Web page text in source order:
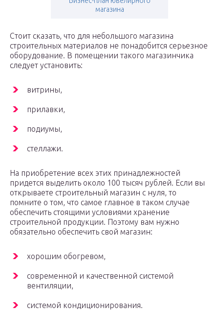
магазина
Стоит сказать, что для небольшого магазина
строительных материалов не понадобится серьезное
оборудование. В помещении такого магазинчика
следует установить:
витрины,
прилавки,
подиумы,
стеллажи.
На приобретение всех этих принадлежностей
придется выделить около 100 тысяч рублей. Если вы
открываете строительный магазин с нуля, то
помните о том, что самое главное в таком случае
обеспечить стоящими условиями хранение
строительной продукции. Поэтому вам нужно
обязательно обеспечить свой магазин:
хорошим обогревом,
современной и качественной системой
вентиляции,
системой кондиционирования.